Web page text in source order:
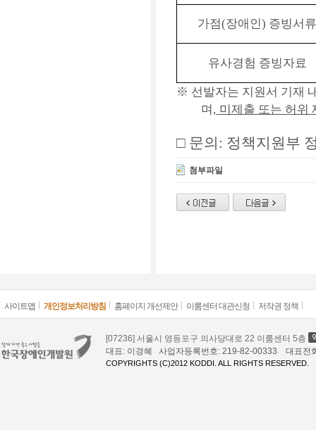
가점(장애인) 증빙서
유사경험 증빙자료
※ 선발자는 지원서 기재
며 , 미제출 또는 허위
□ 문의 : 정책지원부
첨부파일
사이트맵 개인정보처리방침 홈페이지 개선제안 이룸센터 대관신청 저작권 정책
[07236] 서울시 영등포구 의사당대로 22 이룸센터 5층
대표: 이경혜 사업자등록번호: 219-82-00333 대표
COPYRIGHTS (C)2012 KODDI. ALL RIGHTS RESERVED.